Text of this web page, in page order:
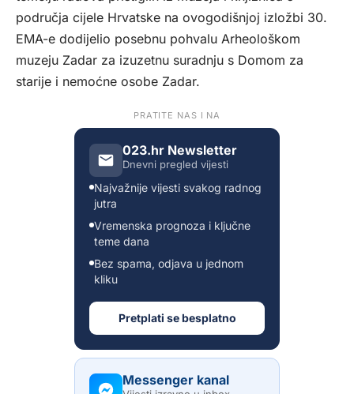
područja cijele Hrvatske na ovogodišnjoj izložbi 30.
EMA-e dodijelio posebnu pohvalu Arheološkom
muzeju Zadar za izuzetnu suradnju s Domom za
starije i nemoćne osobe Zadar.
PRATITE NAS I NA
023.hr Newsletter
Dnevni pregled vijesti
Najvažnije vijesti svakog radnog
jutra
Vremenska prognoza i ključne
teme dana
Bez spama, odjava u jednom
kliku
Pretplati se besplatno
Messenger kanal